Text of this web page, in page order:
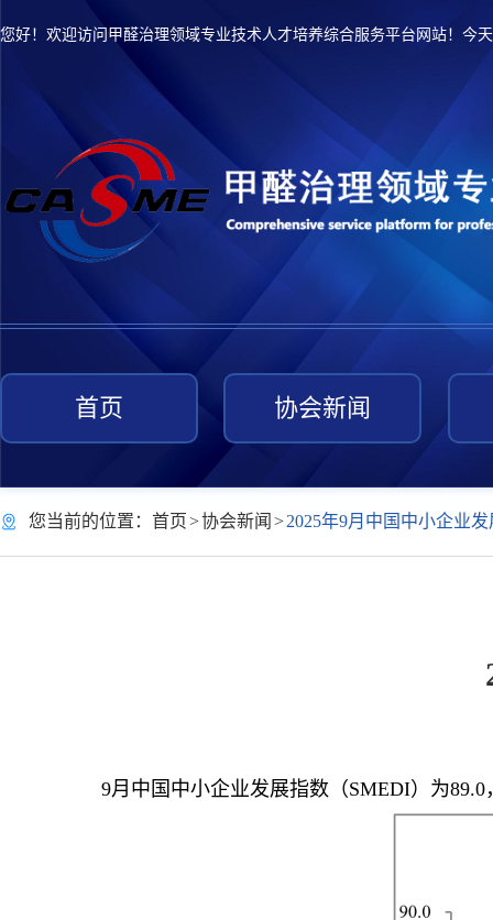
您好！欢迎访问甲醛治理领域专业技术人才培养综合服务平台网站！今
首页 协会新闻
您当前的位置： 首页>协会新闻 >2025年9月中国中小企业
9月中国中小企业发展指数（SMEDI）为